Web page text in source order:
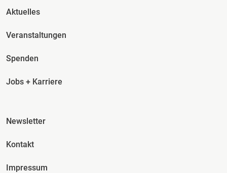
Fusszeile Spalte 2
Aktuelles
Veranstaltungen
Spenden
Jobs + Karriere
Fusszeile Spalte 3
Newsletter
Kontakt
Impressum